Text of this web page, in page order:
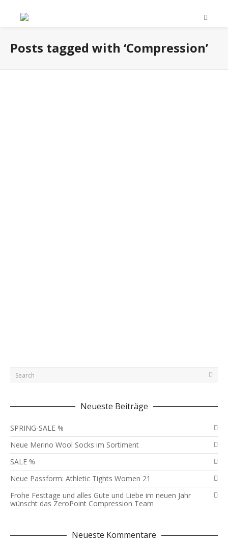
Posts tagged with ‘Compression’
Neueste Beiträge
SPRING-SALE %
Neue Merino Wool Socks im Sortiment
SALE %
Neue Passform: Athletic Tights Women 21
Frohe Festtage und alles Gute und Liebe im neuen Jahr
wünscht das ZeroPoint Compression Team
Neueste Kommentare